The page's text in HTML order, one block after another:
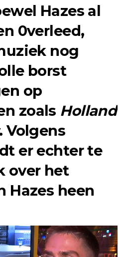
Hazes al
0verleed,
nog
borst
op
zoals Holland
Volgens
er echter te
over het
Hazes heen